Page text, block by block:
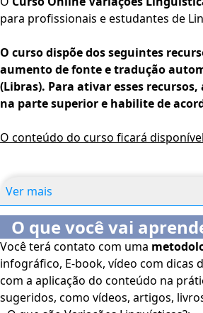
para profissionais e estudantes de
O curso dispõe dos seguintes
aumento de fonte e tradução
(Libras). Para ativar esses
na parte superior e habilite de
O conteúdo do curso ficará
Ver mais
O que você vai
Você terá contato com uma
infográfico, E-book, vídeo com dicas
com a aplicação do conteúdo na
sugeridos, como vídeos, artigos,